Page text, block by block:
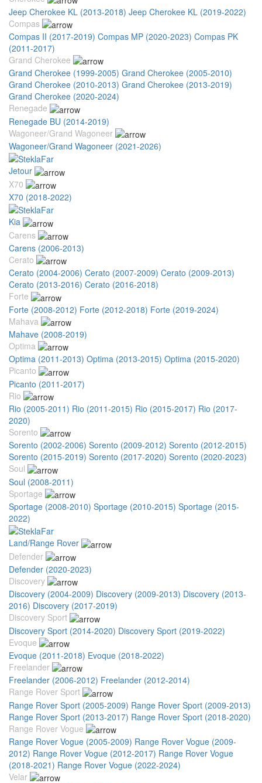
Jeep Cherokee KL (2013-2018) Jeep Cherokee KL (2019-2022)
Compas
Compas II (2017-2019) Compas MP (2020-2023) Compas PK
(2011-2017)
Grand Cherokee
Grand Cherokee (1999-2005) Grand Cherokee (2005-2010)
Grand Cherokee (2010-2013) Grand Cherokee (2013-2019)
Grand Cherokee (2020-2024)
Renegade
Renegade BU (2014-2019)
Wagoneer/Grand Wagoneer
Wagoneer/Grand Wagoneer (2021-2026)
Jetour
X70
X70 (2018-2022)
Kia
Carens
Carens (2006-2013)
Cerato
Cerato (2004-2006) Cerato (2007-2009) Cerato (2009-2013)
Cerato (2013-2016) Cerato (2016-2018)
Forte
Forte (2008-2012) Forte (2012-2018) Forte (2019-2024)
Mahava
Mahave (2008-2019)
Optima
Optima (2011-2013) Optima (2013-2015) Optima (2015-2020)
Picanto
Picanto (2011-2017)
Rio
Rio (2005-2011) Rio (2011-2015) Rio (2015-2017) Rio (2017-
2020)
Sorento
Sorento (2002-2006) Sorento (2009-2012) Sorento (2012-2015)
Sorento (2015-2019) Sorento (2017-2020) Sorento (2020-2023)
Soul
Soul (2008-2011)
Sportage
Sportage (2008-2010) Sportage (2010-2015) Sportage (2015-
2022)
Land/Range Rover
Defender
Defender (2020-2023)
Discovery
Discovery (2004-2009) Discovery (2009-2013) Discovery (2013-
2016) Discovery (2017-2019)
Discovery Sport
Discovery Sport (2014-2020) Discovery Sport (2019-2022)
Evoque
Evoque (2011-2018) Evoque (2018-2022)
Freelander
Freelander (2006-2012) Freelander (2012-2014)
Range Rover Sport
Range Rover Sport (2005-2009) Range Rover Sport (2009-2013)
Range Rover Sport (2013-2017) Range Rover Sport (2018-2020)
Range Rover Vogue
Range Rover Vogue (2005-2009) Range Rover Vogue (2009-
2012) Range Rover Vogue (2012-2017) Range Rover Vogue
(2018-2021) Range Rover Vogue (2022-2024)
Velar